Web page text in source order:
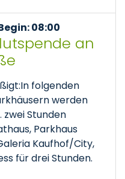
08:00
an
folgenden
werden
Stunden
Parkhaus
Kaufhof/City,
für drei Stunden.